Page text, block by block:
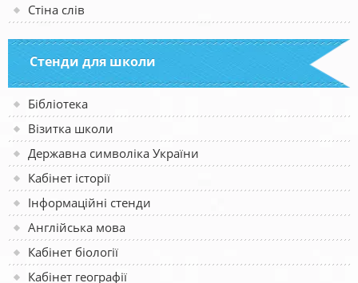
Стіна слів
Стенди для школи
Бібліотека
Візитка школи
Державна символіка України
Кабінет історії
Інформаційні стенди
Англійська мова
Кабінет біології
Кабінет географії